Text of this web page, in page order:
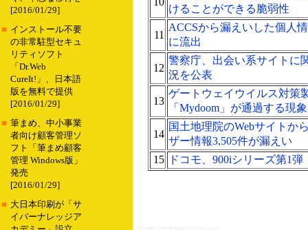
[2016/01/29]
■ インストール不要
の非常駐型セキュ
リティソフト
「Dr.Web
CureIt!」、日本語
版を無料で提供
[2016/01/29]
■ 筆まめ、中小事業
者向け顧客管理ソ
フト「筆まめ顧客
管理 Windows版」
発売
[2016/01/29]
■ 大日本印刷が「サ
イバーナレッジア
けることができる脆弱性
11
ACCSから漏えいした個人
に流出
12
警察庁、出会い系サイトに
況を公表
13
ゲートウェイウイルス対策
「Mydoom」が通過する現
14
国土地理院のWebサイトか
ザー情報3,505件が漏えい
15
ドコモ、900iシリーズ第1